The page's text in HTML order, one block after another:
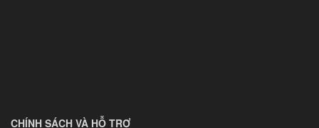
CHÍNH SÁCH VÀ HỖ TRỢ